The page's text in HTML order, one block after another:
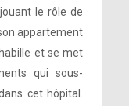
le rôle de
appartement
et se met
qui sous-
cet hôpital.